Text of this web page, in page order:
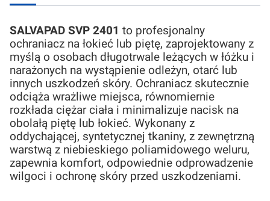
SALVAPAD SVP 2401 to profesjonalny
ochraniacz na łokieć lub piętę, zaprojektowany z
myślą o osobach długotrwale leżących w łóżku i
narażonych na wystąpienie odleżyn, otarć lub
innych uszkodzeń skóry. Ochraniacz skutecznie
odciąża wrażliwe miejsca, równomiernie
rozkłada ciężar ciała i minimalizuje nacisk na
obolałą piętę lub łokieć. Wykonany z
oddychającej, syntetycznej tkaniny, z zewnętrzną
warstwą z niebieskiego poliamidowego weluru,
zapewnia komfort, odpowiednie odprowadzenie
wilgoci i ochronę skóry przed uszkodzeniami.